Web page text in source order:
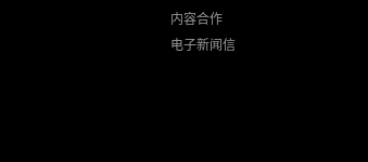
内容合作
电子新闻信